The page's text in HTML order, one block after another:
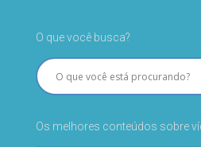
O que você busca?
Os melhores conteúdos sobre